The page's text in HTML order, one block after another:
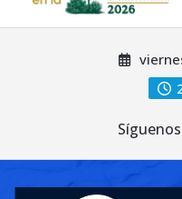
Síguenos